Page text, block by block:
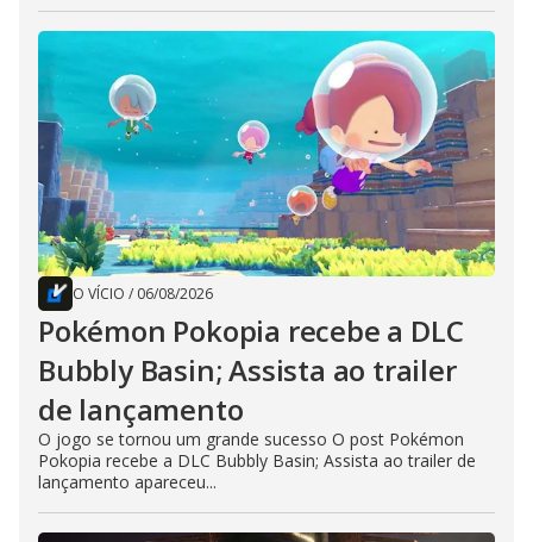
O VÍCIO / 06/08/2026
Pokémon Pokopia recebe a DLC
Bubbly Basin; Assista ao trailer
de lançamento
O jogo se tornou um grande sucesso O post Pokémon
Pokopia recebe a DLC Bubbly Basin; Assista ao trailer de
lançamento apareceu...